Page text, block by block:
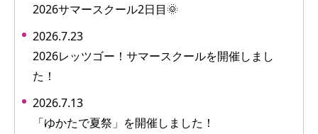
2026サマースクール2日目🌞
2026.7.23
2026レッツゴー！サマースクールを開催しまし
た！
2026.7.13
「ゆかたで夏祭」を開催しました！